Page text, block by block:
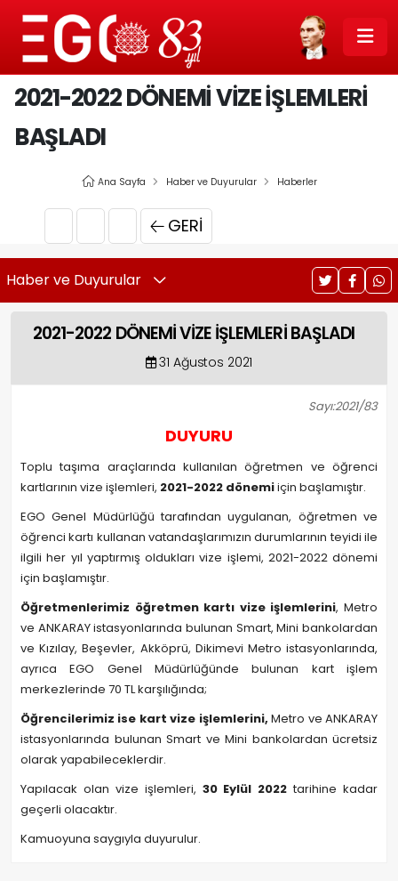
2021-2022 DÖNEMİ VİZE İŞLEMLERİ
BAŞLADI
Ana Sayfa Haber ve Duyurular Haberler
GERI
Haber ve Duyurular
2021-2022 DÖNEMİ VİZE İŞLEMLERİ BAŞLADI
31 Ağustos 2021
Sayı:2021/83
DUYURU
Toplu taşıma araçlarında kullanılan öğretmen ve öğrenci
kartlarının vize işlemleri, 2021-2022 dönemiiçin başlamıştır.
EGO Genel Müdürlüğü tarafından uygulanan, öğretmen ve
öğrenci kartı kullanan vatandaşlarımızın durumlarının teyidi ile
ilgili her yıl yaptırmış oldukları vize işlemi, 2021-2022 dönemi
için başlamıştır.
Öğretmenlerimiz öğretmen kartı vize işlemlerini, Metro
ve ANKARAY istasyonlarında bulunan Smart, Mini bankolardan
ve Kızılay, Beşevler, Akköprü, Dikimevi Metro istasyonlarında,
ayrıca EGO Genel Müdürlüğünde bulunan kart işlem
merkezlerinde 70 TL karşılığında;
Öğrencilerimiz ise kart vize işlemlerini, Metro ve ANKARAY
istasyonlarında bulunan Smart ve Mini bankolardan ücretsiz
olarak yapabileceklerdir.
Yapılacak olan vize işlemleri, 30 Eylül 2022 tarihine kadar
geçerli olacaktır.
Kamuoyuna saygıyla duyurulur.